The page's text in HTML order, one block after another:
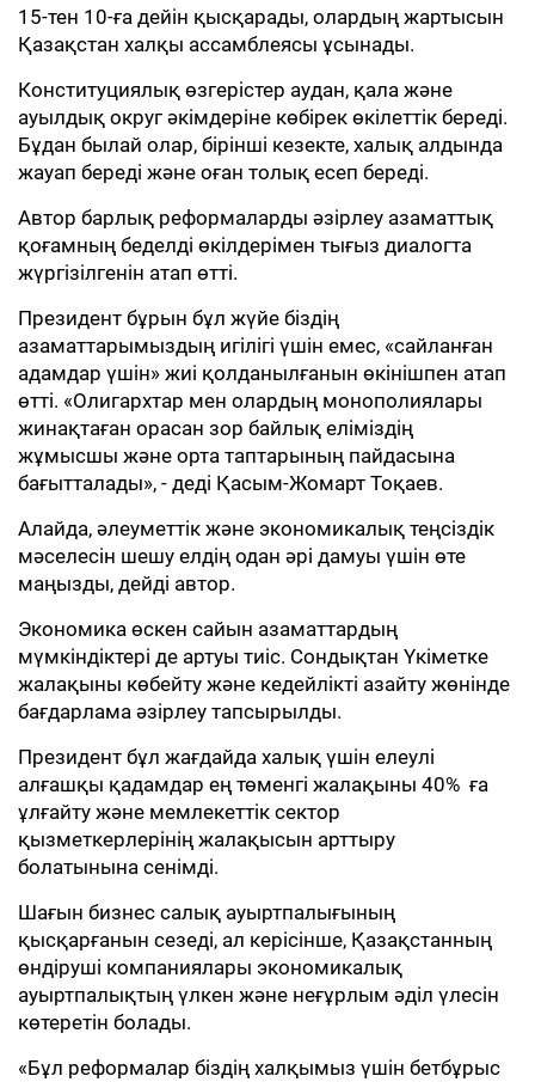
15-тен 10-ға дейін қысқарады, олардың жартысын
Қазақстан халқы ассамблеясы ұсынады.
Конституциялық өзгерістер аудан, қала және
ауылдық округ әкімдеріне көбірек өкілеттік береді.
Бұдан былай олар, бірінші кезекте, халық алдында
жауап береді және оған толық есеп береді.
Автор барлық реформаларды әзірлеу азаматтық
қоғамның беделді өкілдерімен тығыз диалогта
жүргізілгенін атап өтті.
Президент бұрын бұл жүйе біздің
азаматтарымыздың игілігі үшін емес, «сайланған
адамдар үшін» жиі қолданылғанын өкінішпен атап
өтті. «Олигархтар мен олардың монополиялары
жинақтаған орасан зор байлық еліміздің
жұмысшы және орта таптарының пайдасына
бағытталады», - деді Қасым-Жомарт Тоқаев.
Алайда, әлеуметтік және экономикалық теңсіздік
мәселесін шешу елдің одан әрі дамуы үшін өте
маңызды, дейді автор.
Экономика өскен сайын азаматтардың
мүмкіндіктері де артуы тиіс. Сондықтан Үкіметке
жалақыны көбейту және кедейлікті азайту жөнінде
бағдарлама әзірлеу тапсырылды.
Президент бұл жағдайда халық үшін елеулі
алғашқы қадамдар ең төменгі жалақыны 40% ға
ұлғайту және мемлекеттік сектор
қызметкерлерінің жалақысын арттыру
болатынына сенімді.
Шағын бизнес салық ауыртпалығының
қысқарғанын сезеді, ал керісінше, Қазақстанның
өндіруші компаниялары экономикалық
ауыртпалықтың үлкен және неғұрлым әділ үлесін
көтеретін болады.
«Бұл реформалар біздің халқымыз үшін бетбұрыс